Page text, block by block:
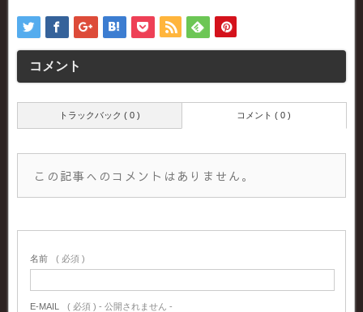
コメント
トラックバック ( 0 ) コメント ( 0 )
この記事へのコメントはありません。
名前 ( 必須 )
E-MAIL ( 必須 ) - 公開されません -